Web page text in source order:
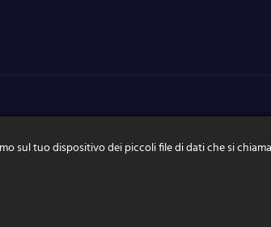
sul tuo dispositivo dei piccoli file di dati che si